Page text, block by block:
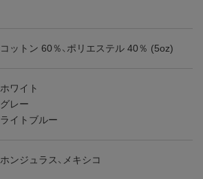
コットン 60％、ポリエステル 40％ (5oz)
ホワイト
グレー
ライトブルー
ホンジュラス、メキシコ